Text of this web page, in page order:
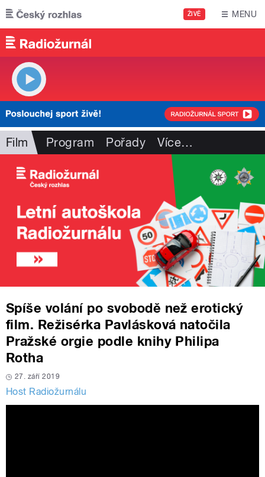
Přejít k hlavnímu obsahu
ŽIVĚ MENU
Film Program Pořady Více…
Spíše volání po svobodě než erotický
film. Režisérka Pavlásková natočila
Pražské orgie podle knihy Philipa
Rotha
27. září 2019
Host Radiožurnálu